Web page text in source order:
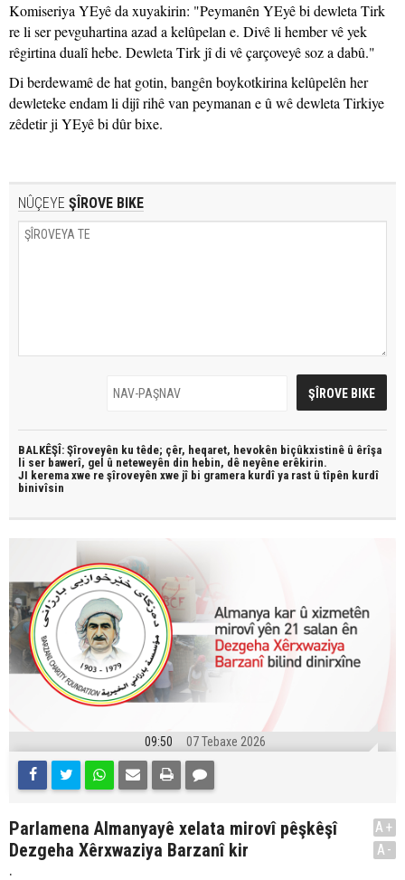
Komiseriya YEyê da xuyakirin: "Peymanên YEyê bi dewleta Tirk
re li ser pevguhartina azad a kelûpelan e. Divê li hember vê yek
rêgirtina dualî hebe. Dewleta Tirk jî di vê çarçoveyê soz a dabû."
Di berdewamê de hat gotin, bangên boykotkirina kelûpelên her
dewleteke endam li dijî rihê van peymanan e û wê dewleta Tirkiye
zêdetir ji YEyê bi dûr bixe.
NÛÇEYE ŞÎROVE BIKE
BALKÊŞÎ: Şîroveyên ku têde; çêr, heqaret, hevokên biçûkxistinê û êrîşa
li ser bawerî, gel û neteweyên din hebin, dê neyêne erêkirin.
JI kerema xwe re şîroveyên xwe jî bi gramera kurdî ya rast û tîpên kurdî
binivîsin
09:50 07 Tebaxe 2026
Parlamena Almanyayê xelata mirovî pêşkêşî
Dezgeha Xêrxwaziya Barzanî kir
.
A+
A-